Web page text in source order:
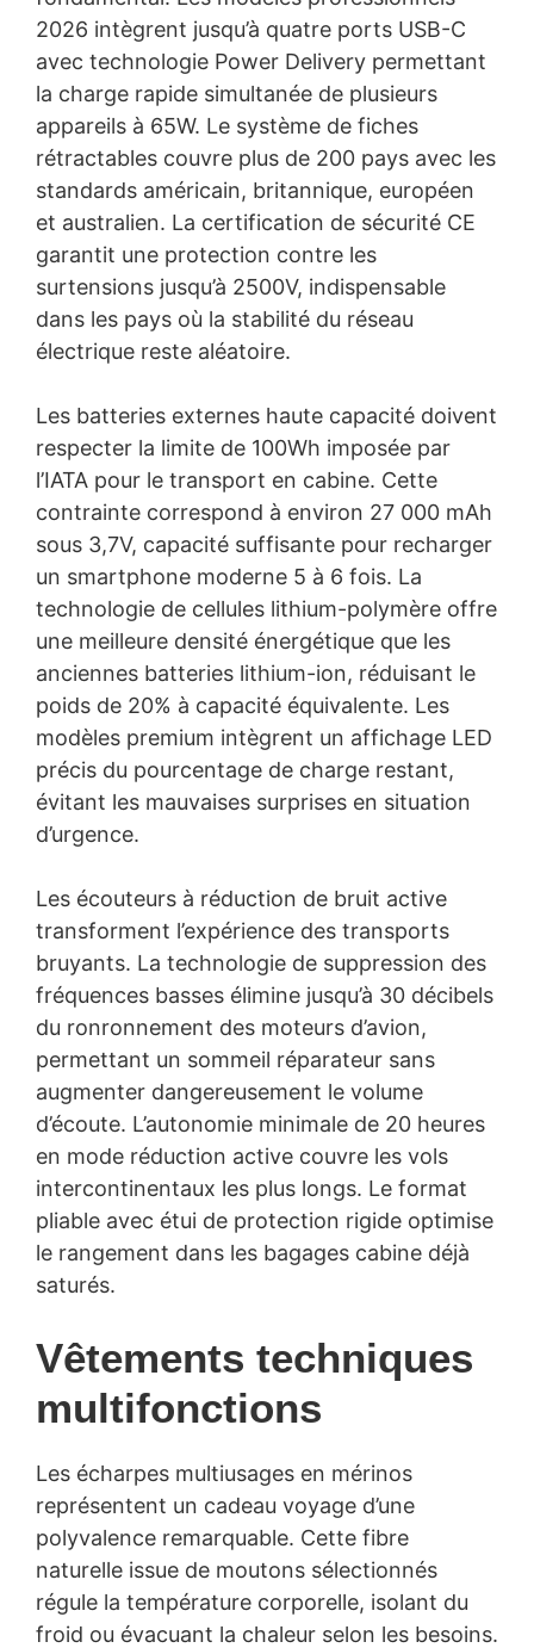
2026 intègrent jusqu’à quatre ports USB-C
avec technologie Power Delivery permettant
la charge rapide simultanée de plusieurs
appareils à 65W. Le système de fiches
rétractables couvre plus de 200 pays avec les
standards américain, britannique, européen
et australien. La certification de sécurité CE
garantit une protection contre les
surtensions jusqu’à 2500V, indispensable
dans les pays où la stabilité du réseau
électrique reste aléatoire.
Les batteries externes haute capacité doivent
respecter la limite de 100Wh imposée par
l’IATA pour le transport en cabine. Cette
contrainte correspond à environ 27 000 mAh
sous 3,7V, capacité suffisante pour recharger
un smartphone moderne 5 à 6 fois. La
technologie de cellules lithium-polymère offre
une meilleure densité énergétique que les
anciennes batteries lithium-ion, réduisant le
poids de 20% à capacité équivalente. Les
modèles premium intègrent un affichage LED
précis du pourcentage de charge restant,
évitant les mauvaises surprises en situation
d’urgence.
Les écouteurs à réduction de bruit active
transforment l’expérience des transports
bruyants. La technologie de suppression des
fréquences basses élimine jusqu’à 30 décibels
du ronronnement des moteurs d’avion,
permettant un sommeil réparateur sans
augmenter dangereusement le volume
d’écoute. L’autonomie minimale de 20 heures
en mode réduction active couvre les vols
intercontinentaux les plus longs. Le format
pliable avec étui de protection rigide optimise
le rangement dans les bagages cabine déjà
saturés.
Vêtements techniques
multifonctions
Les écharpes multiusages en mérinos
représentent un cadeau voyage d’une
polyvalence remarquable. Cette fibre
naturelle issue de moutons sélectionnés
régule la température corporelle, isolant du
froid ou évacuant la chaleur selon les besoins.